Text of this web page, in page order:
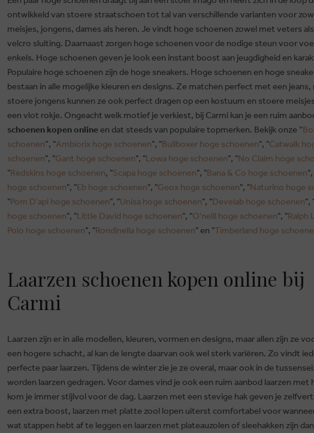
ontwikkeld van stoere straatschoen tot tal van verschillende varianten voor
meisjes, jongens, dames als heren. Je vindt hoge schoenen zowel met veters
velcro sluiting. Daarnaast zorgen hoge schoenen voor de nodige steun voor
enkels. Hoge schoenen geven je look een instant boost aan jeugdigheid en
Populaire hoge schoenen zijn de hoge sneakers. Hoge schoenen en hoge
bestaan in alle mogelijke kleuren en designs. Ze matchen perfect met een jeans,
stoere jongens kunnen ze ook perfect dragen op een kostuum en stoere
een vlot rokje. Ongeacht welk motief je verkiest, bij Carmi kan je een ruim
schoenen kopen online en dat steeds van populaire topmerken. Bekijk onze “
schoenen”, "Ambiorix hoge schoenen", "Bullboxer hoge schoenen", "Catwalk
schoenen", "Gant hoge schoenen", "Lowa hoge schoenen", "No Claim hoge
"Redskins hoge schoenen, "Scapa hoge schoenen", "Bana & Co hoge schoenen
hoge schoenen", "Eb hoge schoenen", "Geox hoge schoenen", "Naturino hoge
"Pom D'api hoge schoenen", "Unisa hoge schoenen", "Develab hoge schoenen",
hoge schoenen", "Little David hoge schoenen", "O'neill hoge schoenen", "Ralph
Polo hoge schoenen", "Rondinella hoge schoenen" en "Timberland hoge
Laarzen schoenen kopen online bij
Carmi
Laarzen zijn er in alle modellen, kleuren, vormen en designs, maar allen zijn ze
een hogere schacht, al kan de lengte daarvan ook wel sterk variëren. Zo vindt
perfecte paar laarzen. Tijdens de winter zie je ze overal, maar ook in de
worden laarzen gedragen. Voor dames vind je ook een ruim aanbod laarzen met
kom je immer stijlvol voor de dag. Laarzen met een stevige hak geven je
een extra boost, laarzen met platte zool lopen uiterst comfortabel voor
wat stappen hebt af te leggen en laarzen met plateauzolen of sleehakken zijn